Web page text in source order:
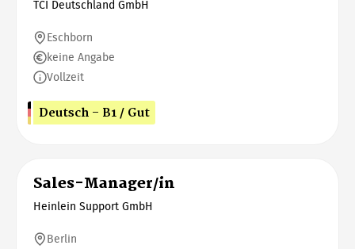
TCI Deutschland GmbH
Eschborn
keine Angabe
Vollzeit
Deutsch - B1 / Gut
Sales-Manager/in
Heinlein Support GmbH
Berlin